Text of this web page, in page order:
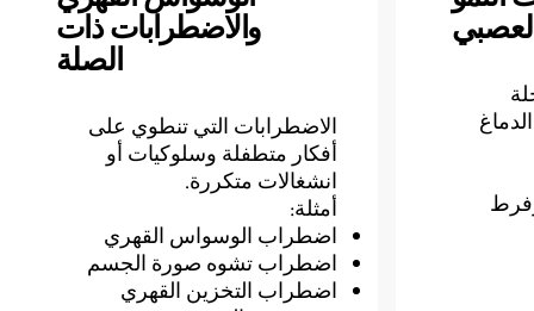
والاضطرابات ذات
الصلة
الاضطرابات التي تنطوي على
أفكار متطفلة وسلوكيات أو
انشغالات متكررة.
أمثلة:
اضطراب الوسواس القهري
اضطراب تشوه صورة الجسم
اضطراب التخزين القهري